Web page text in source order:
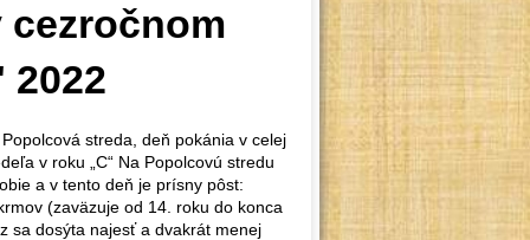
cezročnom
streda, deň pokánia v celej
v roku „C“ Na Popolcovú stredu
a v tento deň je prísny pôst:
(zaväzuje od 14. roku do konca
sa dosýta najesť a dvakrát menej